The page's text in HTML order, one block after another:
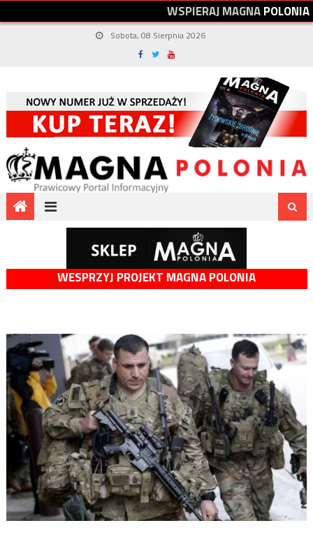
WSPIERAJMAGNAPOLONIA
Sobota, 08 Sierpnia 2026
WESPRZYJ PROJEKT MAGNA POLONIA